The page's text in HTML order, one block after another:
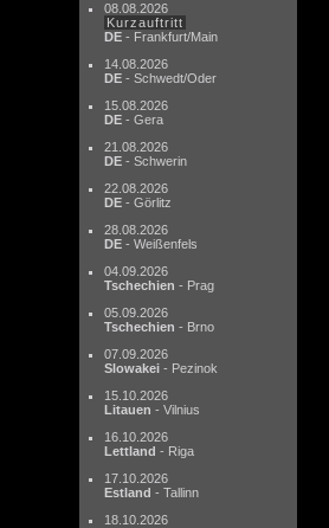
08.08.2026
Kurzauftritt
DE - Frankfurt/Main
14.08.2026
DE - Schwedt/Oder
15.08.2026
DE - Gera
21.08.2026
DE - Schwerin
22.08.2026
DE - Görlitz
28.08.2026
DE - Weißenfels
04.09.2026
Tschechien - Prag
05.09.2026
Tschechien - Brno
07.09.2026
Slowakei - Pezinok
15.10.2026
Litauen - Vilnius
16.10.2026
Lettland - Riga
17.10.2026
Estland - Tallinn
18.10.2026